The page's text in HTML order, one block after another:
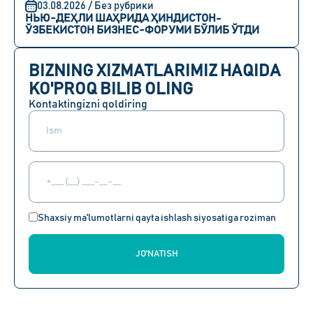
03.08.2026 / Без рубрики
НЬЮ-ДЕҲЛИ ШАҲРИДА ҲИНДИСТОН-
ЎЗБЕКИСТОН БИЗНЕС-ФОРУМИ БЎЛИБ ЎТДИ
BIZNING XIZMATLARIMIZ HAQIDA
KO'PROQ BILIB OLING
Kontaktingizni qoldiring
Shaxsiy ma'lumotlarni qayta ishlash siyosatiga roziman
JO'NATISH